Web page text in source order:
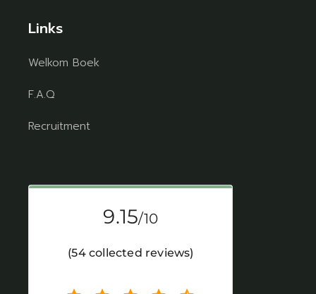
Links
Welkom Boek
F.A.Q
Recruitment